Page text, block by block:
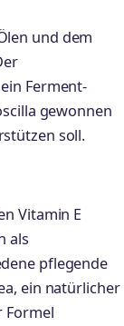
und dem
ein Ferment-
gewonnen
soll.
Vitamin E
als
pflegende
ein natürlicher
Formel